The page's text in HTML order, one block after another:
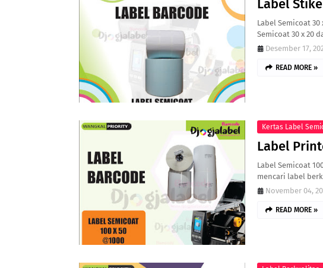
Label
Label Semicoat
Semicoat 30 x 20
Desember 17,
READ MORE »
Kertas Label
Label
Label Semicoat
mencari label
November 04,
READ MORE »